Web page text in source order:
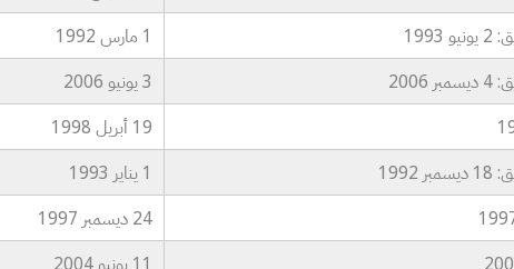
1 مارس 1992
3 يونيو 2006
19 أبريل 1998
1 يناير 1993
24 ديسمبر 1997
11 يونيو 2004